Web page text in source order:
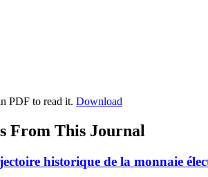
PDF to read it. Download
From This Journal
historique de la monnaie